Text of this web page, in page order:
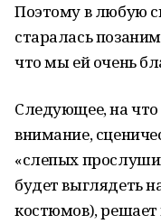
Поэтому в любую
старалась
что мы ей очень
Следующее, на что
внимание,
«слепых
будет выглядеть
костюмов), решает